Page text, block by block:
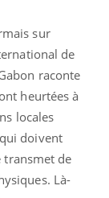
sur
de
raconte
heurtées à
locales
doivent
transmet de
Là-